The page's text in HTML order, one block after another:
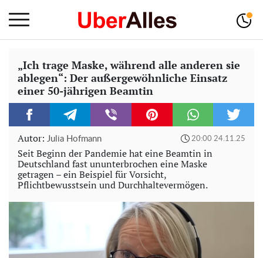
„Ich trage Maske, während alle anderen sie
ablegen“: Der außergewöhnliche Einsatz
einer 50-jährigen Beamtin
Autor: Julia Hofmann 20:00 24.11.25
Seit Beginn der Pandemie hat eine Beamtin in
Deutschland fast ununterbrochen eine Maske
getragen – ein Beispiel für Vorsicht,
Pflichtbewusstsein und Durchhaltevermögen.